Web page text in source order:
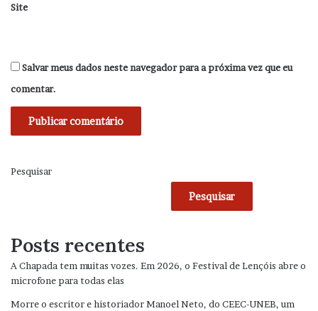
Site
Salvar meus dados neste navegador para a próxima vez que eu
comentar.
Pesquisar
Pesquisar
Posts recentes
A Chapada tem muitas vozes. Em 2026, o Festival de Lençóis abre o
microfone para todas elas
Morre o escritor e historiador Manoel Neto, do CEEC-UNEB, um